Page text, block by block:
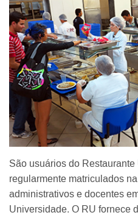
São usuários do
regularmente matriculados
administrativos e docentes
Universidade. O RU fornece